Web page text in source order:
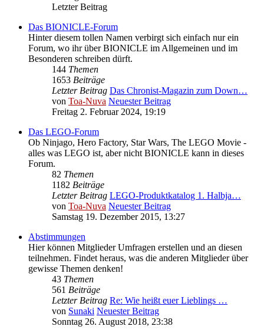
Letzter Beitrag
Das BIONICLE-Forum
Hinter diesem tollen Namen verbirgt sich einfach nur ein
Forum, wo ihr über BIONICLE im Allgemeinen und im
Besonderen schreiben dürft.
144 Themen
1653 Beiträge
Letzter Beitrag Das Chronist-Magazin zum Down…
von Toa-Nuva Neuester Beitrag
Freitag 2. Februar 2024, 19:19
Das LEGO-Forum
Ob Ninjago, Hero Factory, Star Wars, The LEGO Movie -
alles was LEGO ist, aber nicht BIONICLE kann in dieses
Forum.
82 Themen
1182 Beiträge
Letzter Beitrag LEGO-Produktkatalog 1. Halbja…
von Toa-Nuva Neuester Beitrag
Samstag 19. Dezember 2015, 13:27
Abstimmungen
Hier können Mitglieder Umfragen erstellen und an diesen
teilnehmen. Findet heraus, was die anderen Mitglieder über
gewisse Themen denken!
43 Themen
561 Beiträge
Letzter Beitrag Re: Wie heißt euer Lieblings …
von Sunaki Neuester Beitrag
Sonntag 26. August 2018, 23:38